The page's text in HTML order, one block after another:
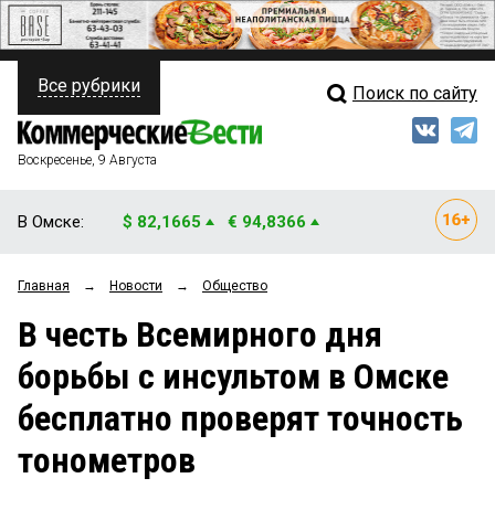
ПОЛИТИКА
ФИНАНСЫ
ОБЩЕСТВО
ЗАКОН
НОВОСТИ КОМПАНИЙ
Свежий выпуск
Рейтинги
Блоги
Архив
Все рубрики Поиск по сайту
Воскресенье, 9 Августа
В Омске: $ 82,1665 € 94,8366
Главная → Новости → Общество
В честь Всемирного дня
борьбы с инсультом в Омске
бесплатно проверят точность
тонометров